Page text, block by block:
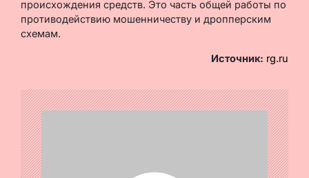
происхождения средств. Это часть общей работы по
противодействию мошенничеству и дропперским
схемам.
Источник: rg.ru